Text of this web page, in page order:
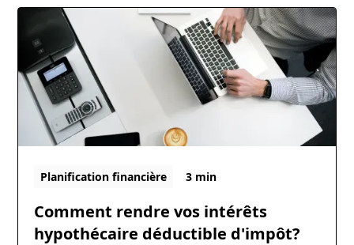
Planification financière 3 min
Comment rendre vos intérêts
hypothécaire déductible d'impôt?